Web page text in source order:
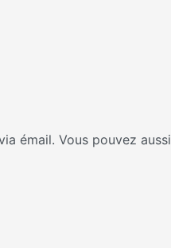
émail. Vous pouvez aussi